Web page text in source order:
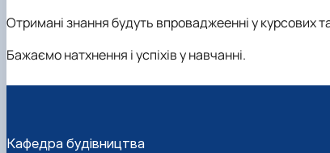
Отримані знання будуть впроваджеенні у курсових
Бажаємо натхнення і успіхів у навчанні.
Кафедра будівництва